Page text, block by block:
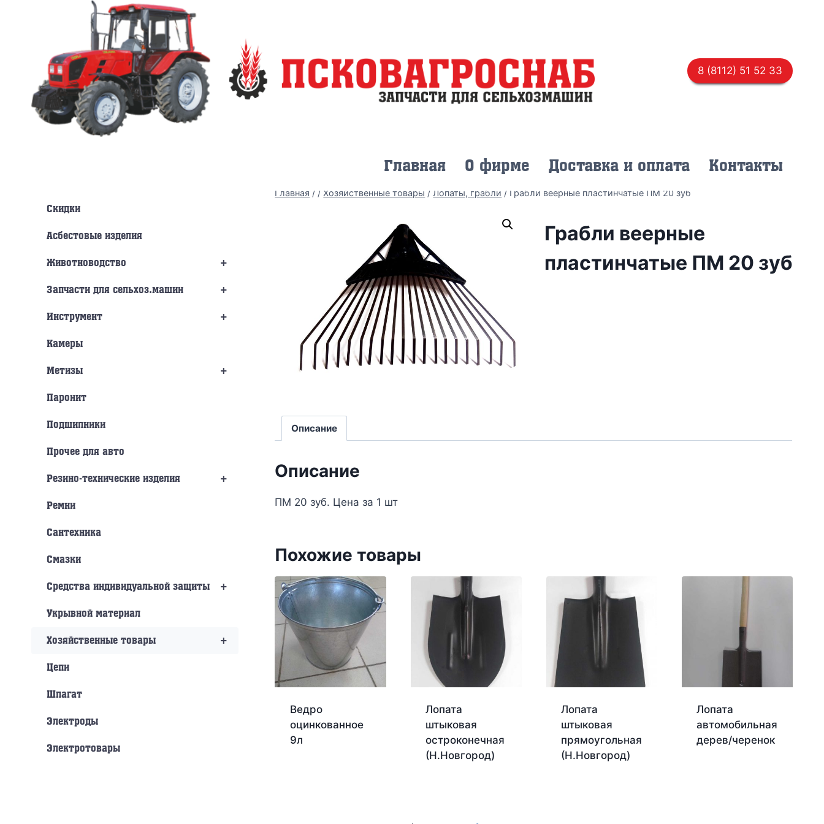
8 (8112) 51 52 33
Главная О фирме Доставка и оплата Контакты
Главная / / Хозяйственные товары / Лопаты, грабли / Грабли веерные пластинчатые ПМ 20 зуб
Грабли веерные
пластинчатые ПМ 20 зуб
Описание
Описание
ПМ 20 зуб. Цена за 1 шт
Похожие товары
Ведро
оцинкованное
9л
Лопата
штыковая
остроконечная
(Н.Новгород)
Лопата
штыковая
прямоугольная
(Н.Новгород)
Лопата
автомобильная
дерев/черенок
Скидки
Асбестовые изделия
+
Животноводство
+
Запчасти для сельхоз.машин
+
Инструмент
Камеры
+
Метизы
Паронит
Подшипники
Прочее для авто
+
Резино-технические изделия
Ремни
Сантехника
Смазки
+
Средства индивидуальной защиты
Укрывной материал
+
Хозяйственные товары
Цепи
Шпагат
Электроды
Электротовары